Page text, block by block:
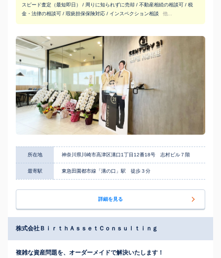
スピード査定（最短即日） / 周りに知られずに売却 / 不動産相続の相談可 / 税
金・法律の相談可 / 瑕疵担保保険対応 / インスペクション相談
他...
所在地 神奈川県川崎市高津区溝口1丁目12番18号 志村ビル７階
最寄駅 東急田園都市線「溝の口」駅 徒歩３分
詳細を見る
株式会社ＢｉｒｔｈＡｓｓｅｔＣｏｎｓｕｌｔｉｎｇ
複雑な資産問題を、オーダーメイドで解決いたします！